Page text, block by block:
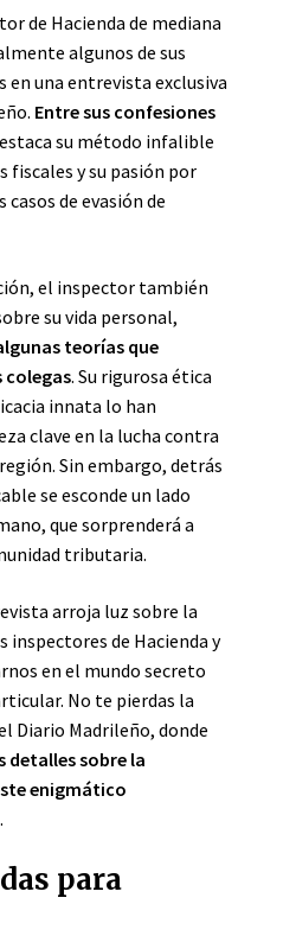
de Hacienda de mediana
algunos de sus
en una entrevista exclusiva
Entre sus confesiones
su método infalible
fiscales y su pasión por
de evasión de
el inspector también
su vida personal,
teorías que
colegas. Su rigurosa ética
innata lo han
clave en la lucha contra
Sin embargo, detrás
se esconde un lado
que sorprenderá a
tributaria.
arroja luz sobre la
inspectores de Hacienda y
en el mundo secreto
No te pierdas la
Diario Madrileño, donde
detalles sobre la
enigmático
.
para